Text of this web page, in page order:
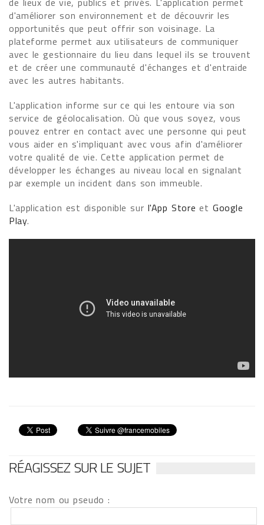
d'améliorer son environnement et de découvrir les
opportunités que peut offrir son voisinage. La
plateforme permet aux utilisateurs de communiquer
avec le gestionnaire du lieu dans lequel ils se trouvent
et de créer une communauté d'échanges et d'entraide
avec les autres habitants.
L'application informe sur ce qui les entoure via son
service de géolocalisation. Où que vous soyez, vous
pouvez entrer en contact avec une personne qui peut
vous aider en s'impliquant avec vous afin d'améliorer
votre qualité de vie. Cette application permet de
développer les échanges au niveau local en signalant
par exemple un incident dans son immeuble.
L'application est disponible sur l'App Storeet Google
Play.
RÉAGISSEZ SUR LE SUJET
Votre nom ou pseudo :